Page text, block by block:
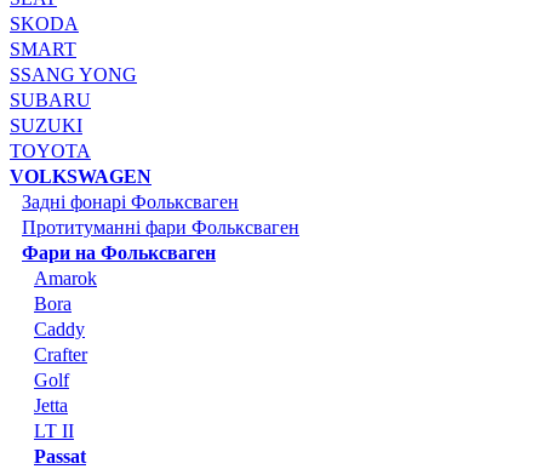
SKODA
SMART
SSANG YONG
SUBARU
SUZUKI
TOYOTA
VOLKSWAGEN
Задні фонарі Фольксваген
Протитуманні фари Фольксваген
Фари на Фольксваген
Amarok
Bora
Caddy
Crafter
Golf
Jetta
LT II
Passat